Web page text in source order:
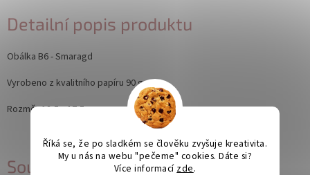
Říká se, že po sladkém se člověku zvyšuje kreativita.
My u nás na webu "pečeme" cookies. Dáte si?
Více informací zde.
Související produkty
Detailní popis produktu
Obálka B6 - Smaragd
Vyrobeno z kvalitního papíru 90 g.
Rozměr:12,5 x 17,5 cm